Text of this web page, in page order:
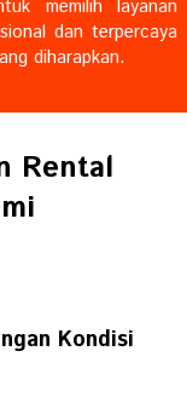
memilih layanan
dan terpercaya
diharapkan.
Rental
Kondisi